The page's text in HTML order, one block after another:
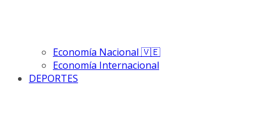
Economía Nacional 🇻🇪
Economía Internacional
DEPORTES